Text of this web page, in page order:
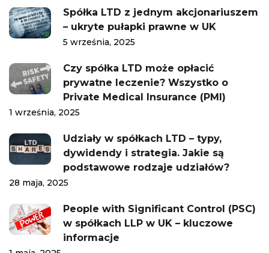
Spółka LTD z jednym akcjonariuszem
– ukryte pułapki prawne w UK
5 września, 2025
Czy spółka LTD może opłacić
prywatne leczenie? Wszystko o
Private Medical Insurance (PMI)
1 września, 2025
Udziały w spółkach LTD – typy,
dywidendy i strategia. Jakie są
podstawowe rodzaje udziałów?
28 maja, 2025
People with Significant Control (PSC)
w spółkach LLP w UK – kluczowe
informacje